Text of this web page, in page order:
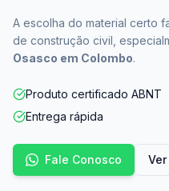
A escolha do material certo
de construção civil,
Osasco em Colombo.
Produto certificado ABNT
Entrega rápida
Fale Conosco